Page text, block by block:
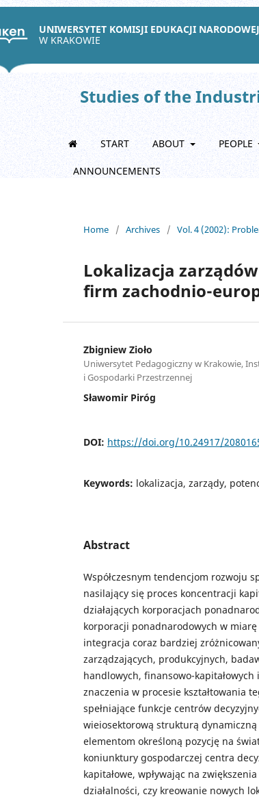
UNIWERSYTET KOMISJI EDUKACJI NARODOWEJ
W KRAKOWIE
Studies of the
START ABOUT PEOPLE
ANNOUNCEMENTS
Home / Archives / Vol. 4 (2002):
Lokalizacja
firm zachodnio-
Zbigniew Zioło
Uniwersytet Pedagogiczny w Krakowie,
i Gospodarki Przestrzennej
Sławomir Piróg
DOI: https://doi.org/10.24917/
Keywords: lokalizacja, zarządy,
Abstract
Współczesnym tendencjom rozwoju
nasilający się proces koncentracji
działających korporacjach
korporacji ponadnarodowych w
integracja coraz bardziej
zarządzających, produkcyjnych,
handlowych, finansowo-
znaczenia w procesie kształtowania
spełniające funkcje centrów
wieiosektorową strukturą
elementom określoną pozycję na
koniunktury gospodarczej centra
kapitałowe, wpływając na
działalności, czy kreowanie nowych